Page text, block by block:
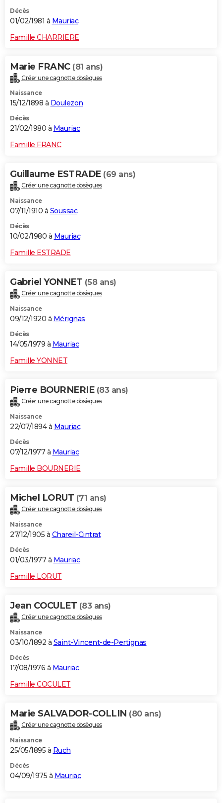
Décès
01/02/1981 à Mauriac
Famille CHARRIERE
Marie FRANC (81 ans)
Créer une cagnotte obsèques
Naissance
15/12/1898 à Doulezon
Décès
21/02/1980 à Mauriac
Famille FRANC
Guillaume ESTRADE (69 ans)
Créer une cagnotte obsèques
Naissance
07/11/1910 à Soussac
Décès
10/02/1980 à Mauriac
Famille ESTRADE
Gabriel YONNET (58 ans)
Créer une cagnotte obsèques
Naissance
09/12/1920 à Mérignas
Décès
14/05/1979 à Mauriac
Famille YONNET
Pierre BOURNERIE (83 ans)
Créer une cagnotte obsèques
Naissance
22/07/1894 à Mauriac
Décès
07/12/1977 à Mauriac
Famille BOURNERIE
Michel LORUT (71 ans)
Créer une cagnotte obsèques
Naissance
27/12/1905 à Chareil-Cintrat
Décès
01/03/1977 à Mauriac
Famille LORUT
Jean COCULET (83 ans)
Créer une cagnotte obsèques
Naissance
03/10/1892 à Saint-Vincent-de-Pertignas
Décès
17/08/1976 à Mauriac
Famille COCULET
Marie SALVADOR-COLLIN (80 ans)
Créer une cagnotte obsèques
Naissance
25/05/1895 à Ruch
Décès
04/09/1975 à Mauriac